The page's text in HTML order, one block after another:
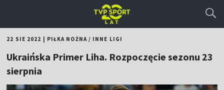
22 SIE 2022 PIŁKA NOŻNA/ INNE LIGI
Ukraińska Primer Liha. Rozpoczęcie sezonu 23
sierpnia